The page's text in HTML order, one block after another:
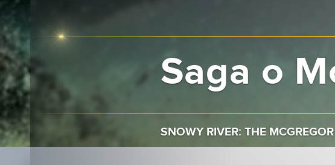
Saga o
SNOWY RIVER: THE